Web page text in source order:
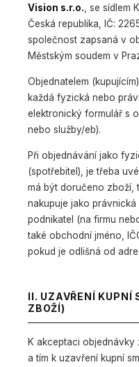
Vision s.r.o. , se sídlem
Česká republika, IČ:
společnost zapsaná v
Městským soudem v
Objednatelem
každá fyzická nebo
elektronický formulář s
nebo služby/eb).
Při objednávání jako
(spotřebitel), je třeba
má být doručeno zboží,
nakupuje jako
podnikatel (na firmu
také obchodní jméno,
pokud je odlišná od
II. UZAVŘENÍ KUPNÍ
ZBOŽÍ)
K akceptaci
a tím k uzavření kupní